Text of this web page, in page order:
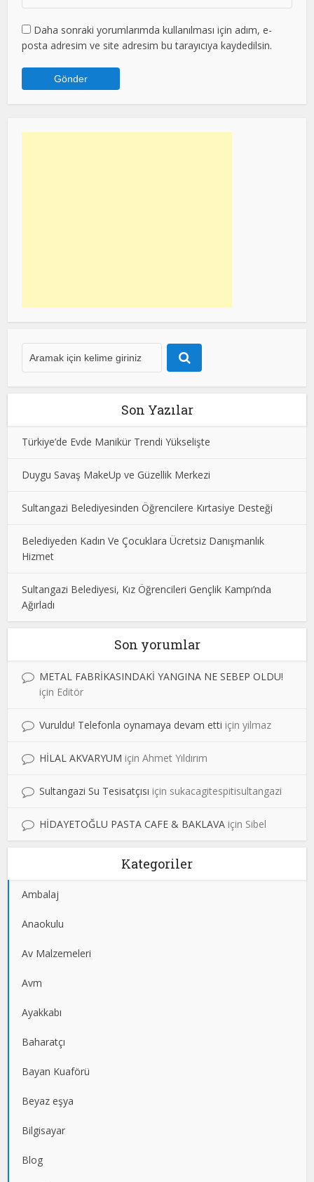
Daha sonraki yorumlarımda kullanılması için adım, e-
posta adresim ve site adresim bu tarayıcıya kaydedilsin.
Son Yazılar
Türkiye’de Evde Manikür Trendi Yükselişte
Duygu Savaş MakeUp ve Güzellik Merkezi
Sultangazi Belediyesinden Öğrencilere Kırtasiye Desteği
Belediyeden Kadın Ve Çocuklara Ücretsiz Danışmanlık
Hizmet
Sultangazi Belediyesi, Kız Öğrencileri Gençlik Kampı’nda
Ağırladı
Son yorumlar
METAL FABRİKASINDAKİ YANGINA NE SEBEP OLDU!
için Editör
Vuruldu! Telefonla oynamaya devam etti içinyilmaz
HİLAL AKVARYUM içinAhmet Yıldırım
Sultangazi Su Tesisatçısı için sukacagitespitisultangazi
HİDAYETOĞLU PASTA CAFE & BAKLAVA için Sibel
Kategoriler
Ambalaj
Anaokulu
Av Malzemeleri
Avm
Ayakkabı
Baharatçı
Bayan Kuaförü
Beyaz eşya
Bilgisayar
Blog